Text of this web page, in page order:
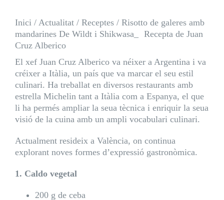
Inici / Actualitat / Receptes / Risotto de galeres amb
mandarines De Wildt i Shikwasa_ Recepta de Juan
Cruz Alberico
El xef Juan Cruz Alberico va néixer a Argentina i va
créixer a Itàlia, un país que va marcar el seu estil
culinari. Ha treballat en diversos restaurants amb
estrella Michelin tant a Itàlia com a Espanya, el que
li ha permés ampliar la seua tècnica i enriquir la seua
visió de la cuina amb un ampli vocabulari culinari.
Actualment resideix a València, on continua
explorant noves formes d’expressió gastronòmica.
1. Caldo vegetal
200 g de ceba